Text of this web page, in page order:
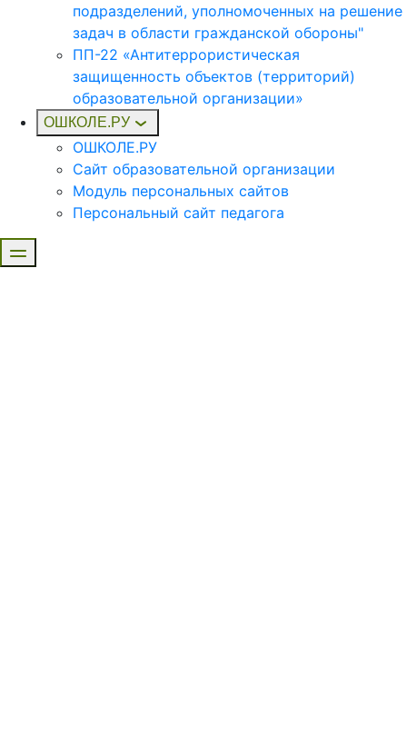
подразделений, уполномоченных на решение
задач в области гражданской обороны"
ПП-22 «Антитеррористическая
защищенность объектов (территорий)
образовательной организации»
ОШКОЛЕ.РУ
ОШКОЛЕ.РУ
Сайт образовательной организации
Модуль персональных сайтов
Персональный сайт педагога